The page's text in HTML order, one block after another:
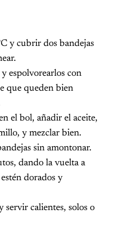
y cubrir dos bandejas
y espolvorearlos con
que queden bien
el bol, añadir el aceite,
y mezclar bien.
sin amontonar.
dando la vuelta a
dorados y
calientes, solos o